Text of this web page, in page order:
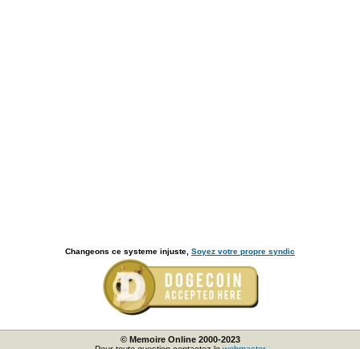
Changeons ce systeme injuste, Soyez votre propre syndic
© Memoire Online 2000-2023